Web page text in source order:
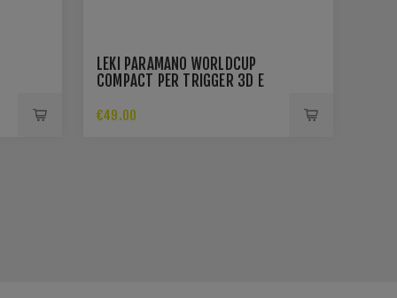
LEKI PARAMANO WORLDCUP
COMPACT PER TRIGGER 3D E
€49.00